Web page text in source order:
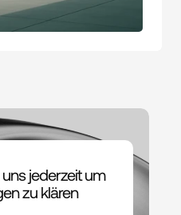
jederzeit um
zu klären